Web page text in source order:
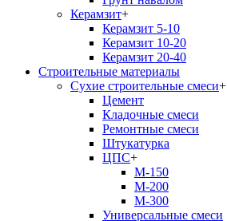
Керамзит+
Керамзит 5-10
Керамзит 10-20
Керамзит 20-40
Строительные материалы
Сухие строительные смеси+
Цемент
Кладочные смеси
Ремонтные смеси
Штукатурка
ЦПС+
М-150
М-200
М-300
Универсальные смеси